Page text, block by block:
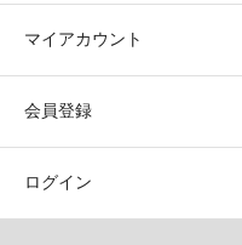
マイアカウント
会員登録
ログイン